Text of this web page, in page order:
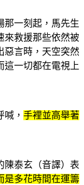
那一刻起，馬先生
來救援那些依然被
惡言時，天空突然
這一切都在電視上
喊， 手裡並高舉著
陳泰玄（音譯）表
是多花時間在運籌